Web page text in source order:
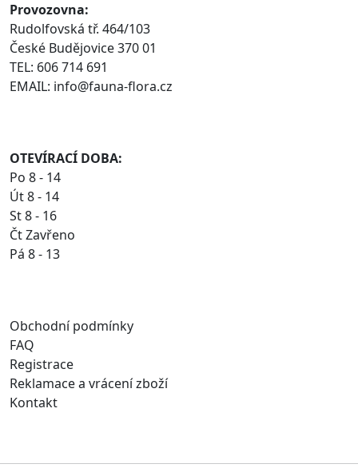
Provozovna:
Rudolfovská tř. 464/103
České Budějovice 370 01
TEL: 606 714 691
EMAIL: info@fauna-flora.cz
OTEVÍRACÍ DOBA:
Po 8 - 14
Út 8 - 14
St 8 - 16
Čt Zavřeno
Pá 8 - 13
Obchodní podmínky
FAQ
Registrace
Reklamace a vrácení zboží
Kontakt